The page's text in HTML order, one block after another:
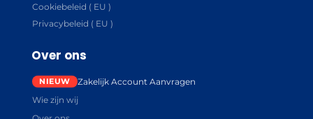
Cookiebeleid ( EU )
Privacybeleid ( EU )
Over ons
Zakelijk Account Aanvragen
Wie zijn wij